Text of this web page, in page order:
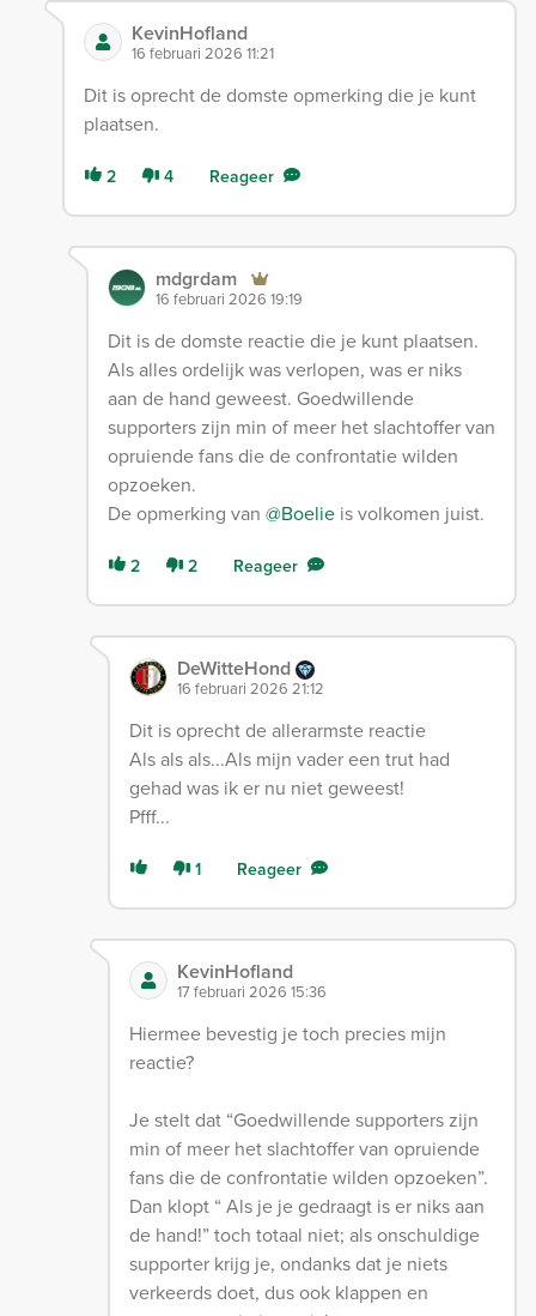
KevinHofland
16 februari 2026 11:21
Dit is oprecht de domste opmerking die je kunt
plaatsen.
2 4 Reageer
mdgrdam
16 februari 2026 19:19
Dit is de domste reactie die je kunt plaatsen.
Als alles ordelijk was verlopen, was er niks
aan de hand geweest. Goedwillende
supporters zijn min of meer het slachtoffer van
opruiende fans die de confrontatie wilden
opzoeken.
De opmerking van @Boelieis volkomen juist.
2 2 Reageer
DeWitteHond
16 februari 2026 21:12
Dit is oprecht de allerarmste reactie
Als als als...Als mijn vader een trut had
gehad was ik er nu niet geweest!
Pfff...
1 Reageer
KevinHofland
17 februari 2026 15:36
Hiermee bevestig je toch precies mijn
reactie?
Je stelt dat “Goedwillende supporters zijn
min of meer het slachtoffer van opruiende
fans die de confrontatie wilden opzoeken”.
Dan klopt “ Als je je gedraagt is er niks aan
de hand!” toch totaal niet; als onschuldige
supporter krijg je, ondanks dat je niets
verkeerds doet, dus ook klappen en